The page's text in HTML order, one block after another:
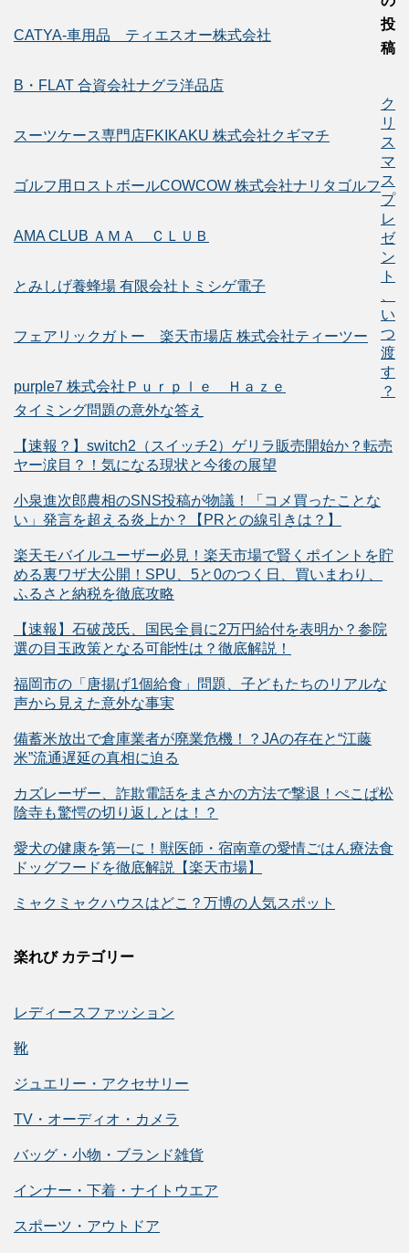
CATYA-車用品 ティエスオー株式会社
B・FLAT 合資会社ナグラ洋品店
スーツケース専門店FKIKAKU 株式会社クギマチ
ゴルフ用ロストボールCOWCOW 株式会社ナリタゴルフ
AMA CLUB ＡＭＡ ＣＬＵＢ
とみしげ養蜂場 有限会社トミシゲ電子
フェアリックガトー 楽天市場店 株式会社ティーツー
purple7 株式会社Ｐｕｒｐｌｅ Ｈａｚｅ
投
稿
ク
リ
ス
マ
ス
プ
レ
ゼ
ン
ト
、
い
つ
渡
す
？
タイミング問題の意外な答え
【速報？】switch2（スイッチ2）ゲリラ販売開始か？転売
ヤー涙目？！気になる現状と今後の展望
小泉進次郎農相のSNS投稿が物議！「コメ買ったことな
い」発言を超える炎上か？【PRとの線引きは？】
楽天モバイルユーザー必見！楽天市場で賢くポイントを貯
める裏ワザ大公開！SPU、5と0のつく日、買いまわり、
ふるさと納税を徹底攻略
【速報】石破茂氏、国民全員に2万円給付を表明か？参院
選の目玉政策となる可能性は？徹底解説！
福岡市の「唐揚げ1個給食」問題、子どもたちのリアルな
声から見えた意外な事実
備蓄米放出で倉庫業者が廃業危機！？JAの存在と“江藤
米”流通遅延の真相に迫る
カズレーザー、詐欺電話をまさかの方法で撃退！ぺこぱ松
陰寺も驚愕の切り返しとは！？
愛犬の健康を第一に！獣医師・宿南章の愛情ごはん療法食
ドッグフードを徹底解説【楽天市場】
ミャクミャクハウスはどこ？万博の人気スポット
楽れび カテゴリー
レディースファッション
靴
ジュエリー・アクセサリー
TV・オーディオ・カメラ
バッグ・小物・ブランド雑貨
インナー・下着・ナイトウエア
スポーツ・アウトドア